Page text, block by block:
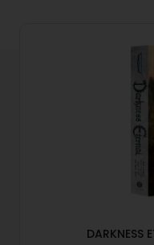
DARKNESS